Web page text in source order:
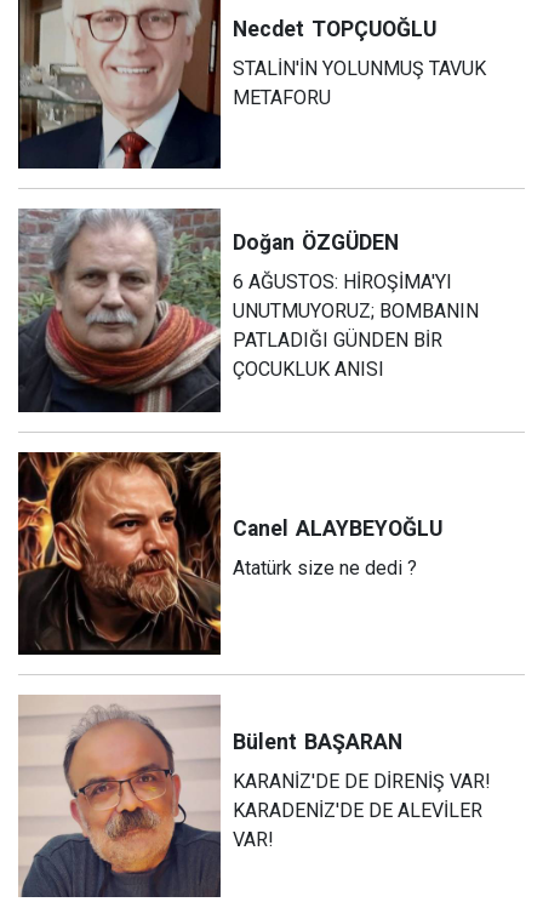
Necdet TOPÇUOĞLU
STALİN'İN YOLUNMUŞ TAVUK
METAFORU
Doğan ÖZGÜDEN
6 AĞUSTOS: HİROŞİMA'YI
UNUTMUYORUZ; BOMBANIN
PATLADIĞI GÜNDEN BİR
ÇOCUKLUK ANISI
Canel ALAYBEYOĞLU
Atatürk size ne dedi ?
Bülent BAŞARAN
KARANİZ'DE DE DİRENİŞ VAR!
KARADENİZ'DE DE ALEVİLER
VAR!